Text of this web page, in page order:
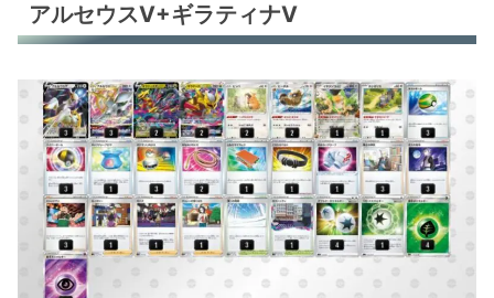
アルセウスV+ギラティナV